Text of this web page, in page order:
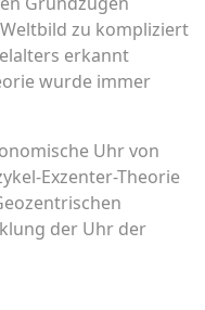
zu kompliziert
erkannt
wurde immer
Uhr von
Exzenter-Theorie
der Uhr der